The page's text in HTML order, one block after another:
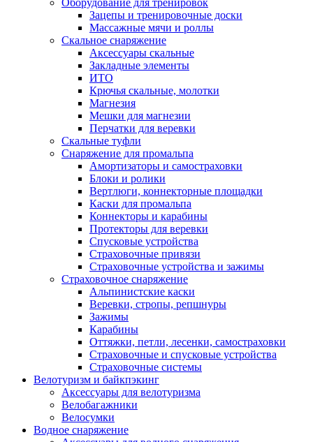
Оборудование для тренировок
Зацепы и тренировочные доски
Массажные мячи и роллы
Скальное снаряжение
Аксессуары скальные
Закладные элементы
ИТО
Крючья скальные, молотки
Магнезия
Мешки для магнезии
Перчатки для веревки
Скальные туфли
Снаряжение для промальпа
Амортизаторы и самостраховки
Блоки и ролики
Вертлюги, коннекторные площадки
Каски для промальпа
Коннекторы и карабины
Протекторы для веревки
Спусковые устройства
Страховочные привязи
Страховочные устройства и зажимы
Страховочное снаряжение
Альпинистские каски
Веревки, стропы, репшнуры
Зажимы
Карабины
Оттяжки, петли, лесенки, самостраховки
Страховочные и спусковые устройства
Страховочные системы
Велотуризм и байкпэкинг
Аксессуары для велотуризма
Велобагажники
Велосумки
Водное снаряжение